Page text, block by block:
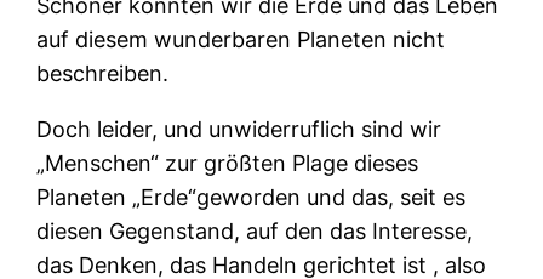
Schöner könnten wir die Erde und das Leben
auf diesem wunderbaren Planeten nicht
beschreiben.
Doch leider, und unwiderruflich sind wir
„Menschen“ zur größten Plage dieses
Planeten „Erde“geworden und das, seit es
diesen Gegenstand, auf den das Interesse,
das Denken, das Handeln gerichtet ist , also